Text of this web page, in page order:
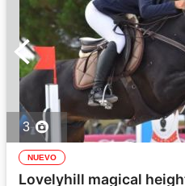
3
NUEVO
Lovelyhill magical